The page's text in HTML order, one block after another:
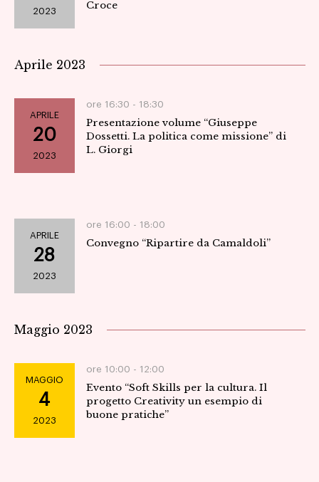
2023 Croce
Aprile 2023
APRILE
20
2023
ore 16:30 - 18:30
Presentazione volume “Giuseppe
Dossetti. La politica come missione” di
L. Giorgi
APRILE
28
2023
ore 16:00 - 18:00
Convegno “Ripartire da Camaldoli”
Maggio 2023
MAGGIO
4
2023
ore 10:00 - 12:00
Evento “Soft Skills per la cultura. Il
progetto Creativity un esempio di
buone pratiche”